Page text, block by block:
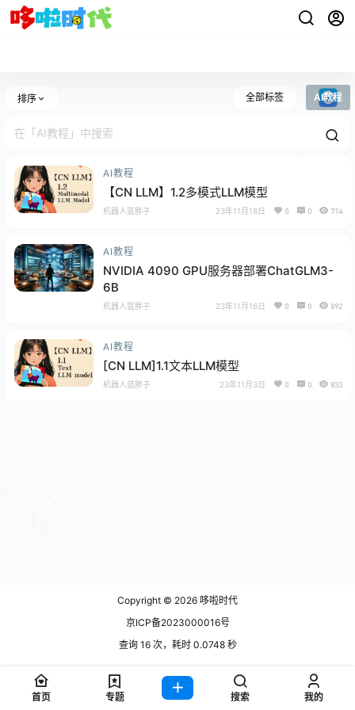
排序 全部标签 AI教程
AI教程
【CN LLM】1.2多模式LLM模型
机器人蓝胖子 23年11月18日 0 0 714
AI教程
NVIDIA 4090 GPU服务器部署ChatGLM3-
6B
机器人蓝胖子 23年11月16日 0 0 892
AI教程
[CN LLM]1.1文本LLM模型
机器人蓝胖子 23年11月3日 0 0 833
Copyright © 2026 哆啦时代
京ICP备2023000016号
查询 16 次，耗时 0.0748 秒
首页 专题 搜索 我的